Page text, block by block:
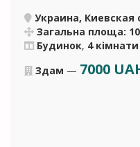
Украина, Киевская
Загальна площа:
Будинок, 4 кімнати
Здам — 7000